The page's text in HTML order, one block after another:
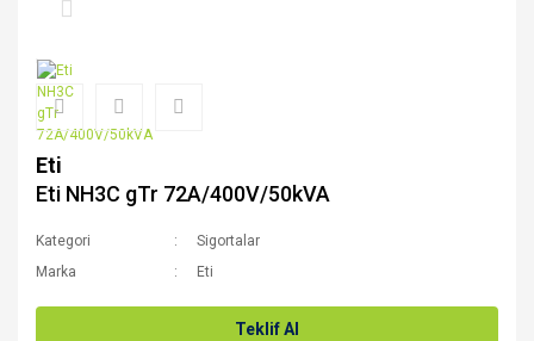
Eti
Eti NH3C gTr 72A/400V/50kVA
Kategori
Sigortalar
Marka
Eti
Teklif Al